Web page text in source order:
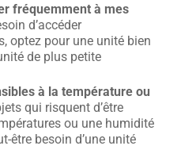
fréquemment à mes
d’accéder
optez pour une unité bien
de plus petite
à la température ou
qui risquent d’être
ou une humidité
être besoin d’une unité